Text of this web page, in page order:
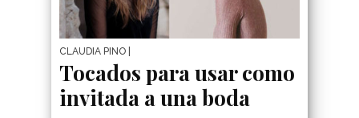
CLAUDIA PINO
Tocados para usar como
invitada a una boda